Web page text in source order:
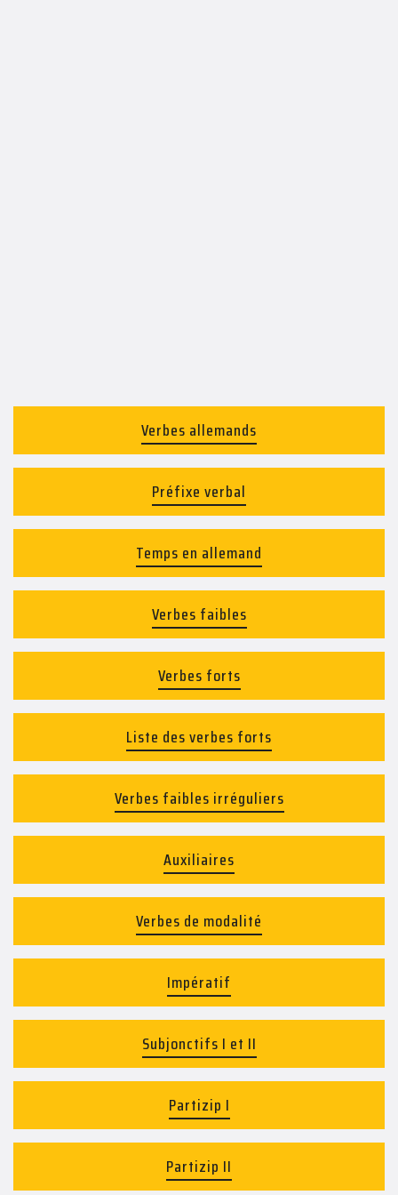
Verbes allemands
Préfixe verbal
Temps en allemand
Verbes faibles
Verbes forts
Liste des verbes forts
Verbes faibles irréguliers
Auxiliaires
Verbes de modalité
Impératif
Subjonctifs I et II
Partizip I
Partizip II